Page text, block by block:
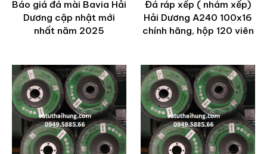
Báo giá đá mài Bavia Hải
Dương cập nhật mới
nhất năm 2025
Đá ráp xếp ( nhám xếp)
Hải Dương A240 100x16
chính hãng, hộp 120 viên